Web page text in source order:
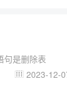
句是删除表
 2023-12-